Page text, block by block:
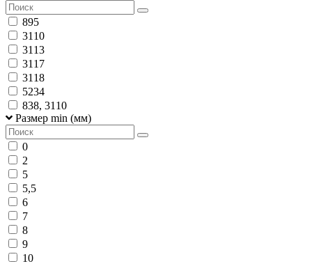
895
3110
3113
3117
3118
5234
838, 3110
Размер min (мм)
0
2
5
5,5
6
7
8
9
10